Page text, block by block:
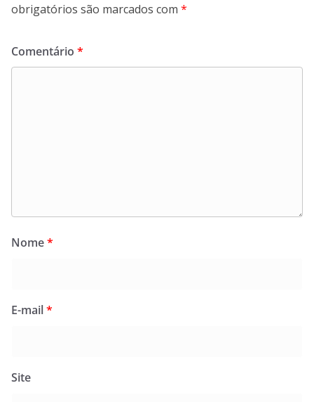
obrigatórios são marcados com *
Comentário *
Nome*
E-mail*
Site